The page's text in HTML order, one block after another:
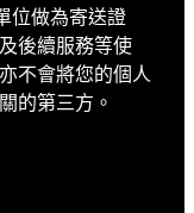
位做為寄送證
後續服務等使
不會將您的個人
的第三方。